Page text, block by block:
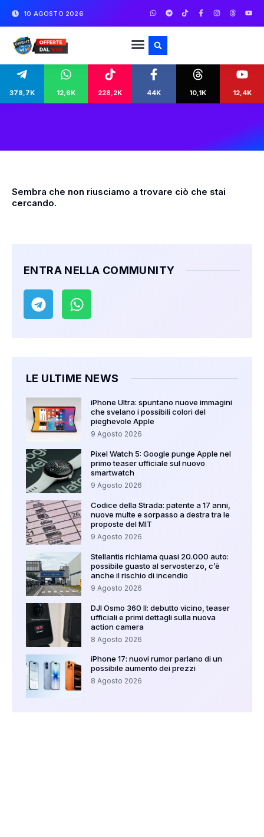
10 AGOSTO 2026
378,7K 12,6K 228,2K 44K 10,1K 12,4K
Sembra che non riusciamo a trovare ciò che stai
cercando.
ENTRA NELLA COMMUNITY
LE ULTIME NEWS
iPhone Ultra: spuntano nuove immagini
che svelano i possibili colori del
pieghevole Apple
9 Agosto 2026
Pixel Watch 5: Google punge Apple nel
primo teaser ufficiale sul nuovo
smartwatch
9 Agosto 2026
Codice della Strada: patente a 17 anni,
nuove multe e sorpasso a destra tra le
proposte del MIT
9 Agosto 2026
Stellantis richiama quasi 20.000 auto:
possibile guasto al servosterzo, c’è
anche il rischio di incendio
9 Agosto 2026
DJI Osmo 360 II: debutto vicino, teaser
ufficiali e primi dettagli sulla nuova
action camera
8 Agosto 2026
iPhone 17: nuovi rumor parlano di un
possibile aumento dei prezzi
8 Agosto 2026